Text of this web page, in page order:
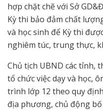
hợp chặt chẽ với Sở
Kỳ thi bảo đảm chất
và học sinh để Kỳ thi
nghiêm túc, trung thực,
Chủ tịch UBND các tỉnh,
tổ chức việc dạy và học,
trình lớp 12 theo quy
địa phương, chủ động